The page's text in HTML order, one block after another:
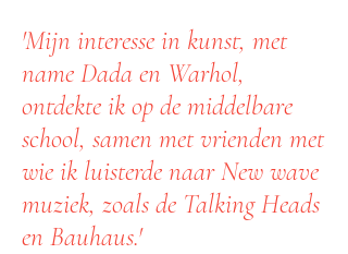
'Mijn interesse in kunst, met
name Dada en Warhol,
ontdekte ik op de middelbare
school, samen met vrienden met
wie ik luisterde naar New wave
muziek, zoals de Talking Heads
en Bauhaus.'